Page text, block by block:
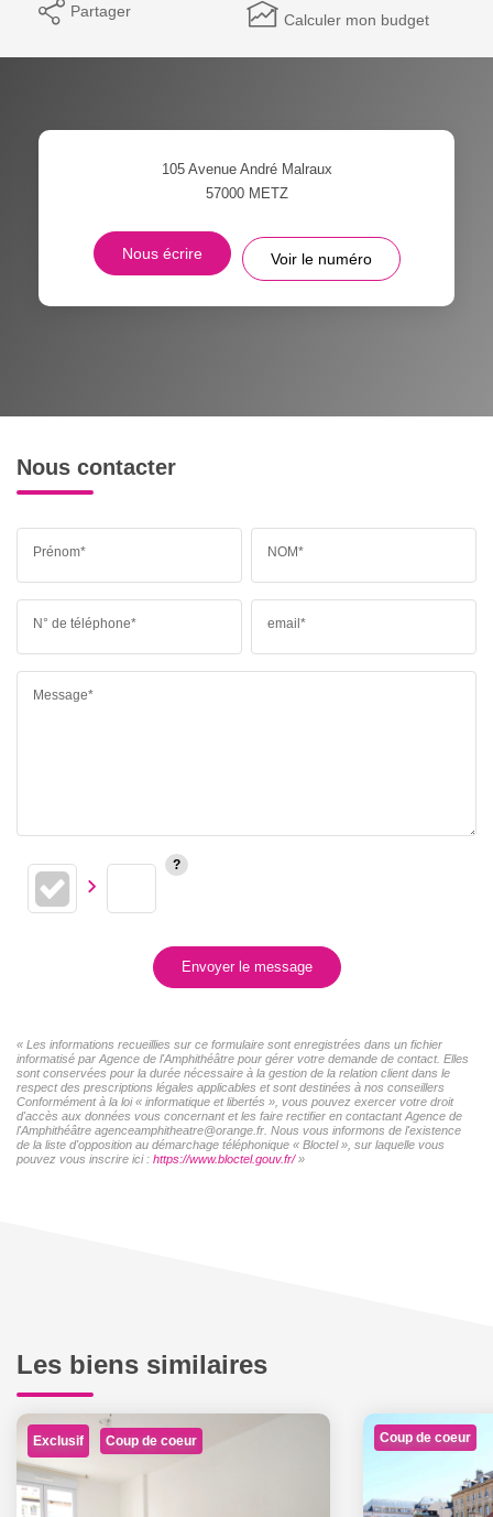
Partager Calculer mon budget
105 Avenue André Malraux
57000 METZ
Nous écrire Voir le numéro
Nous contacter
Prénom* NOM*
N° de téléphone* email*
Message*
Envoyer le message
« Les informations recueillies sur ce formulaire sont enregistrées dans un fichier
informatisé par Agence de l'Amphithéâtre pour gérer votre demande de contact. Elles
sont conservées pour la durée nécessaire à la gestion de la relation client dans le
respect des prescriptions légales applicables et sont destinées à nos conseillers
Conformément à la loi « informatique et libertés », vous pouvez exercer votre droit
d'accès aux données vous concernant et les faire rectifier en contactant Agence de
l'Amphithéâtre agenceamphitheatre@orange.fr. Nous vous informons de l'existence
de la liste d'opposition au démarchage téléphonique « Bloctel », sur laquelle vous
pouvez vous inscrire ici : https://www.bloctel.gouv.fr/»
Les biens similaires
Exclusif Coup de coeur Coup de coeur